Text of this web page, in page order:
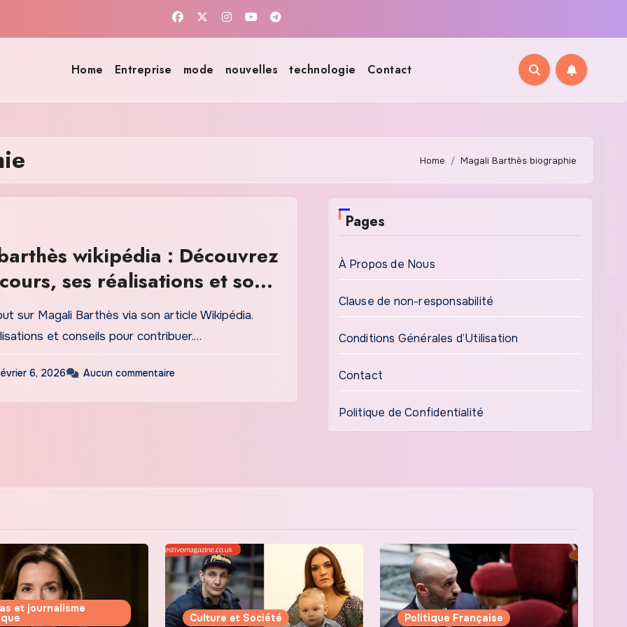
Home Entreprise mode nouvelles technologie Contact
Home Magali Barthès biographie
wikipédia : Découvrez
ses réalisations et son
sur Magali Barthès via son article Wikipédia.
et conseils pour contribuer.…
6, 2026 Aucun commentaire
Pages
À Propos de Nous
Clause de non-responsabilité
Conditions Générales d’Utilisation
Contact
Politique de Confidentialité
et journalisme
Culture et Société Politique Française